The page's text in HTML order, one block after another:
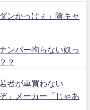
ンかっけぇ」陰キャ
ンバー拘らない奴っ
？
者が車買わない
」メーカー「じゃあ